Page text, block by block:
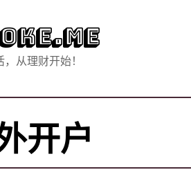
从理财开始！
开户